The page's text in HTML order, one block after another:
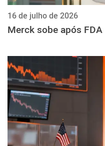
16 de julho de 2026
Merck sobe após